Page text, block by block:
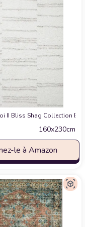
- 6'7" x 9'chez Amazon
Jute with Fringe Area-
II Bliss Shag Collection
160x230cm
le à Amazon